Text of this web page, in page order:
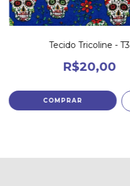
Tecido Tricoline - T3
R$20,00